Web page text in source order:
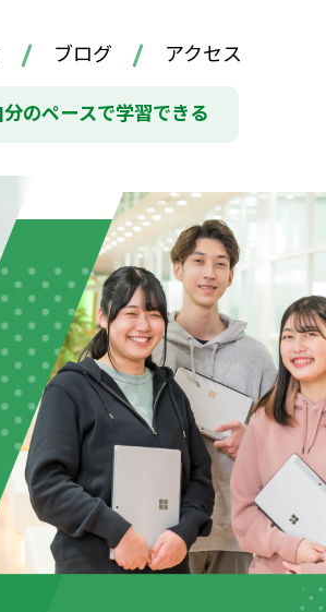
ブログ アクセス